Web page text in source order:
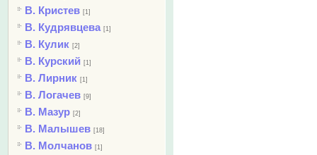
В. Кристев [1]
В. Кудрявцева [1]
В. Кулик [2]
В. Курский [1]
В. Лирник [1]
В. Логачев [9]
В. Мазур [2]
В. Малышев [18]
В. Молчанов [1]